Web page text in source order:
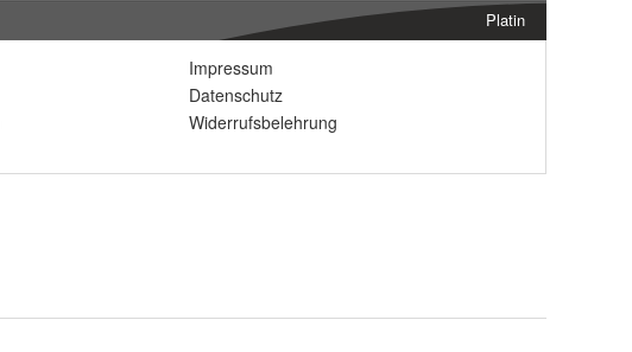
Platin
Impressum
Datenschutz
Widerrufsbelehrung